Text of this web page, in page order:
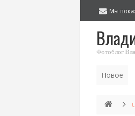
Мы
Фотоблог
Новое